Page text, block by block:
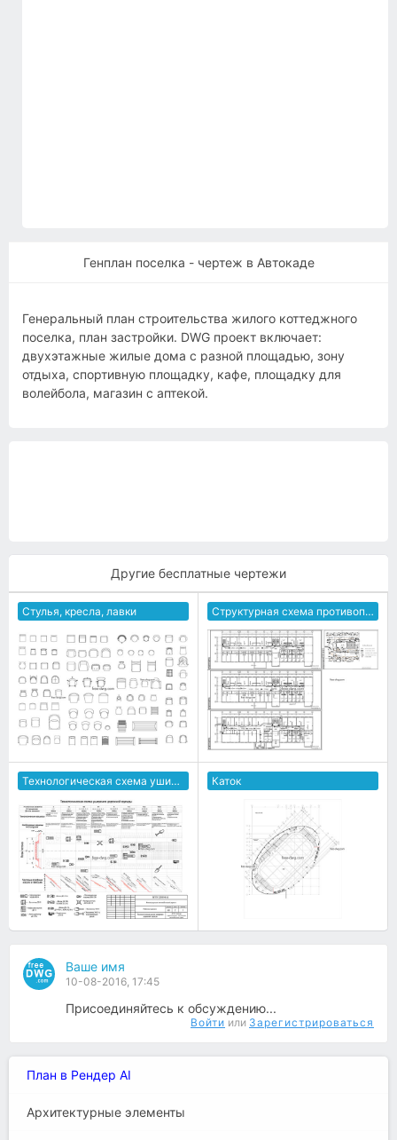
Генплан поселка - чертеж в Автокаде
Генеральный план строительства жилого коттеджного
поселка, план застройки. DWG проект включает:
двухэтажные жилые дома с разной площадью, зону
отдыха, спортивную площадку, кафе, площадку для
волейбола, магазин с аптекой.
Другие бесплатные чертежи
Стулья, кресла, лавки Структурная схема противопожарной защиты гостиницы
Технологическая схема уширения дорожной одежды Каток
Ваше имя
10-08-2016, 17:45
Присоединяйтесь к обсуждению...
Войти или Зарегистрироваться
План в Рендер AI
Архитектурные элементы